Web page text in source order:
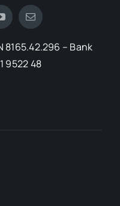
8165.42.296 – Bank
9522 48